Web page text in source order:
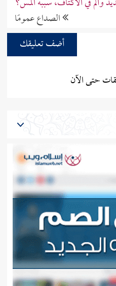
الصداع عمومًا
أضف تعليقك
حتى الآن